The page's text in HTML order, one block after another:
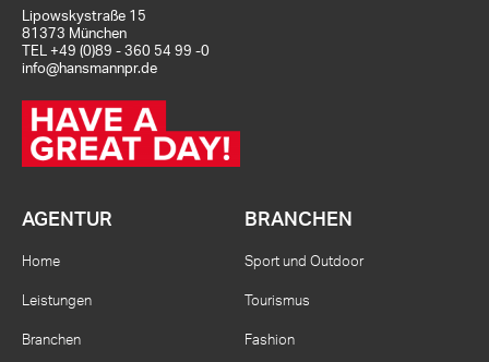
Lipowskystraße 15
81373 München
TEL +49 (0)89 - 360 54 99 -0
info@hansmannpr.de
AGENTUR
Home
Leistungen
Branchen
BRANCHEN
Sport und Outdoor
Tourismus
Fashion